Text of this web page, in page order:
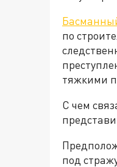
по
тяжкими
С чем
под